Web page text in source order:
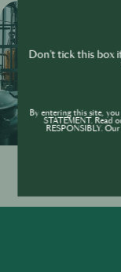
Don't tick this box
By entering this site,
STATEMENT. Read
RESPONSIBLY.